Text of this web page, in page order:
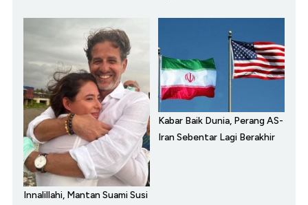
Innalillahi, Mantan Suami Susi
Kabar Baik Dunia, Perang AS-
Iran Sebentar Lagi Berakhir